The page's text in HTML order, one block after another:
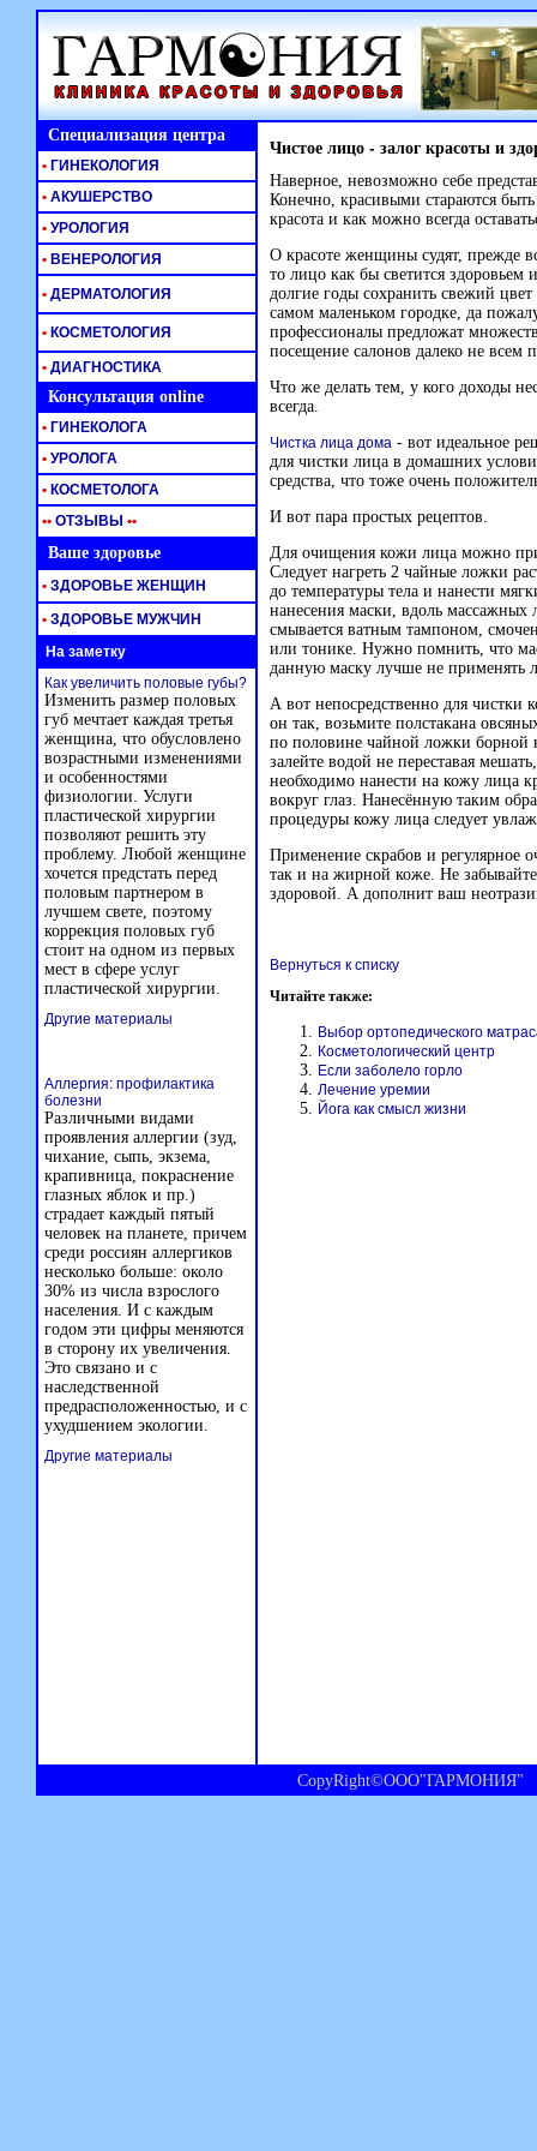
Специализация центра Чистое лицо - залог красоты и
Наверное, невозможно себе
Конечно, красивыми стараются
красота и как можно всегда
О красоте женщины судят, прежде
то лицо как бы светится здоровьем
долгие годы сохранить свежий
самом маленьком городке, да
профессионалы предложат
посещение салонов далеко не всем
Что же делать тем, у кого доходы
всегда.
Чистка лица дома - вот идеальное
для чистки лица в домашних
средства, что тоже очень
И вот пара простых рецептов.
Для очищения кожи лица можно
Следует нагреть 2 чайные ложки
до температуры тела и нанести
нанесения маски, вдоль массажных
смывается ватным тампоном,
или тонике. Нужно помнить, что
данную маску лучше не применять
А вот непосредственно для чистки
он так, возьмите полстакана
по половине чайной ложки борной
залейте водой не переставая
необходимо нанести на кожу лица
вокруг глаз. Нанесённую таким
процедуры кожу лица следует
Применение скрабов и регулярное
так и на жирной коже. Не забывайте
здоровой. А дополнит ваш
Вернуться к списку
Читайте также:
Выбор ортопедического
Косметологический центр
Если заболело горло
Лечение уремии
Йога как смысл жизни
• ГИНЕКОЛОГИЯ
• АКУШЕРСТВО
• УРОЛОГИЯ
• ВЕНЕРОЛОГИЯ
• ДЕРМАТОЛОГИЯ
• КОСМЕТОЛОГИЯ
• ДИАГНОСТИКА
Консультация online
• ГИНЕКОЛОГА
• УРОЛОГА
• КОСМЕТОЛОГА
•• ОТЗЫВЫ ••
Ваше здоровье
• ЗДОРОВЬЕ ЖЕНЩИН
• ЗДОРОВЬЕ МУЖЧИН
На заметку
Как увеличить половые губы?
Изменить размер половых
губ мечтает каждая третья
женщина, что обусловлено
возрастными изменениями
и особенностями
физиологии. Услуги
пластической хирургии
позволяют решить эту
проблему. Любой женщине
хочется предстать перед
половым партнером в
лучшем свете, поэтому
коррекция половых губ
стоит на одном из первых
мест в сфере услуг
пластической хирургии.
Другие материалы
Аллергия: профилактика
болезни
Различными видами
проявления аллергии (зуд,
чихание, сыпь, экзема,
крапивница, покраснение
глазных яблок и пр.)
страдает каждый пятый
человек на планете, причем
среди россиян аллергиков
несколько больше: около
30% из числа взрослого
населения. И с каждым
годом эти цифры меняются
в сторону их увеличения.
Это связано и с
наследственной
предрасположенностью, и с
ухудшением экологии.
Другие материалы